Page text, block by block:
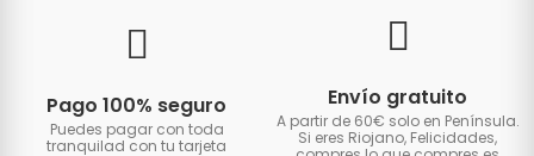
Pago 100% seguro
Puedes pagar con toda
tranquilad con tu tarjeta
Envío gratuito
A partir de 60€ solo en Península.
Si eres Riojano, Felicidades,